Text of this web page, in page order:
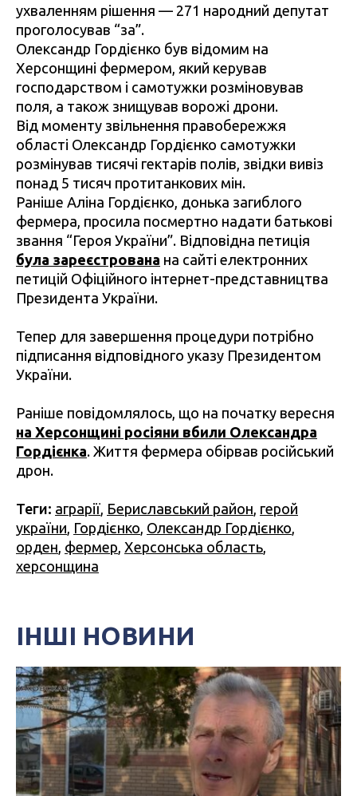
ухваленням рішення — 271 народний депутат
проголосував “за”.
Олександр Гордієнко був відомим на
Херсонщині фермером, який керував
господарством і самотужки розміновував
поля, а також знищував ворожі дрони.
Від моменту звільнення правобережжя
області Олександр Гордієнко самотужки
розмінував тисячі гектарів полів, звідки вивіз
понад 5 тисяч протитанкових мін.
Раніше Аліна Гордієнко, донька загиблого
фермера, просила посмертно надати батькові
звання “Героя України”. Відповідна петиція
була зареєстрована на сайті електронних
петицій Офіційного інтернет-представництва
Президента України.
Тепер для завершення процедури потрібно
підписання відповідного указу Президентом
України.
Раніше повідомлялось, що на початку вересня
на Херсонщині росіяни вбили Олександра
Гордієнка. Життя фермера обірвав російський
дрон.
Теги: аграрії Бериславський район герой
україни Гордієнко Олександр Гордієнко
орден фермер Херсонська область
херсонщина
ІНШІ НОВИНИ